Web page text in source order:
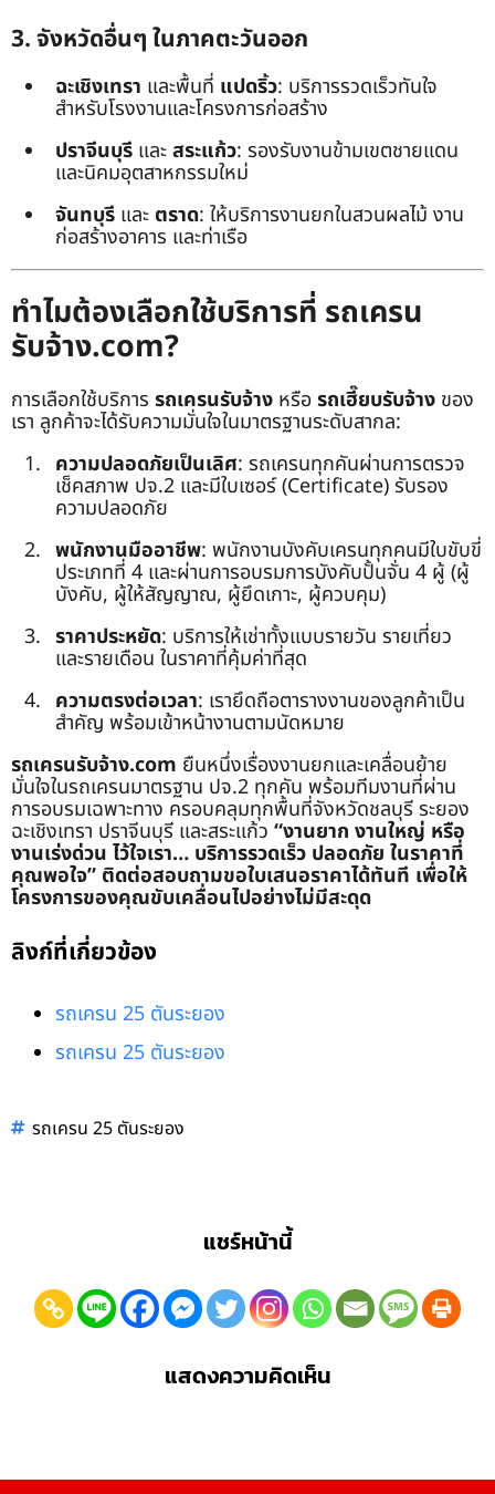
3. จังหวัดอื่นๆ ในภาคตะวันออก
ฉะเชิงเทรา และพื้นที่ แปดริ้ว: บริการรวดเร็วทันใจ
สำหรับโรงงานและโครงการก่อสร้าง
ปราจีนบุรี และสระแก้ว: รองรับงานข้ามเขตชายแดน
และนิคมอุตสาหกรรมใหม่
จันทบุรี และ ตราด: ให้บริการงานยกในสวนผลไม้ งาน
ก่อสร้างอาคาร และท่าเรือ
ทำไมต้องเลือกใช้บริการที่ รถเครน
รับจ้าง.com?
การเลือกใช้บริการ รถเครนรับจ้าง หรือรถเฮี๊ยบรับจ้าง ของ
เรา ลูกค้าจะได้รับความมั่นใจในมาตรฐานระดับสากล:
ความปลอดภัยเป็นเลิศ: รถเครนทุกคันผ่านการตรวจ
เช็คสภาพ ปจ.2 และมีใบเซอร์ (Certificate) รับรอง
ความปลอดภัย
พนักงานมืออาชีพ: พนักงานบังคับเครนทุกคนมีใบขับขี่
ประเภทที่ 4 และผ่านการอบรมการบังคับปั้นจั่น 4 ผู้ (ผู้
บังคับ, ผู้ให้สัญญาณ, ผู้ยึดเกาะ, ผู้ควบคุม)
ราคาประหยัด: บริการให้เช่าทั้งแบบรายวัน รายเที่ยว
และรายเดือน ในราคาที่คุ้มค่าที่สุด
ความตรงต่อเวลา: เรายึดถือตารางงานของลูกค้าเป็น
สำคัญ พร้อมเข้าหน้างานตามนัดหมาย
รถเครนรับจ้าง.com ยืนหนึ่งเรื่องงานยกและเคลื่อนย้าย
มั่นใจในรถเครนมาตรฐาน ปจ.2 ทุกคัน พร้อมทีมงานที่ผ่าน
การอบรมเฉพาะทาง ครอบคลุมทุกพื้นที่จังหวัดชลบุรี ระยอง
ฉะเชิงเทรา ปราจีนบุรี และสระแก้ว “งานยาก งานใหญ่ หรือ
งานเร่งด่วน ไว้ใจเรา… บริการรวดเร็ว ปลอดภัย ในราคาที่
คุณพอใจ” ติดต่อสอบถามขอใบเสนอราคาได้ทันที เพื่อให้
โครงการของคุณขับเคลื่อนไปอย่างไม่มีสะดุด
ลิงก์ที่เกี่ยวข้อง
รถเครน 25 ตันระยอง
รถเครน 25 ตันระยอง
รถเครน 25 ตันระยอง
แชร์หน้านี้
แสดงความคิดเห็น